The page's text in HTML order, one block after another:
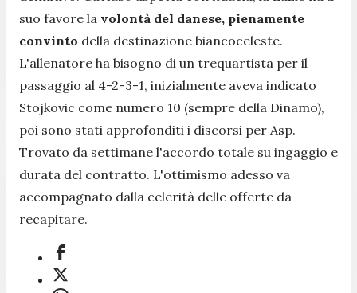
suo favore la volontà del danese, pienamente
convinto della destinazione biancoceleste.
L'allenatore ha bisogno di un trequartista per il
passaggio al 4-2-3-1, inizialmente aveva indicato
Stojkovic come numero 10 (sempre della Dinamo),
poi sono stati approfonditi i discorsi per Asp.
Trovato da settimane l'accordo totale su ingaggio e
durata del contratto. L'ottimismo adesso va
accompagnato dalla celerità delle offerte da
recapitare.